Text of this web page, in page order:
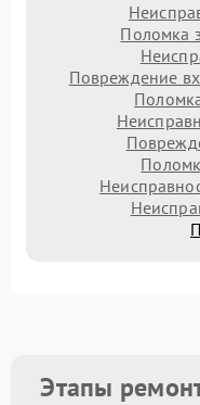
Поломка
Повреждение
Этапы